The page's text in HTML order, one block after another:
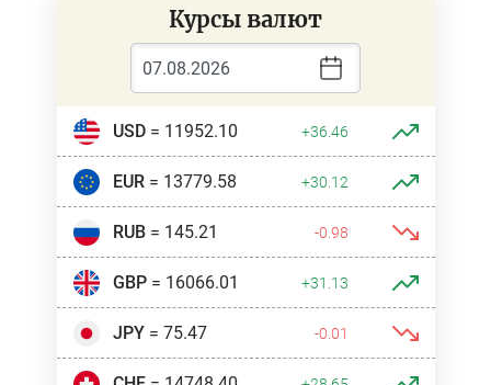
Курсы валют
USD= 11952.10 +36.46
EUR= 13779.58 +30.12
RUB= 145.21 -0.98
GBP= 16066.01 +31.13
JPY= 75.47 -0.01